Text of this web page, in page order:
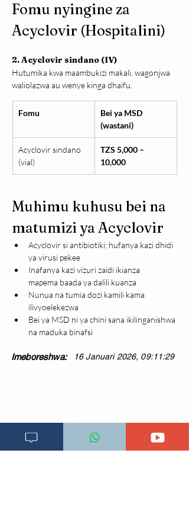
Fomu nyingine za
Acyclovir (Hospitalini)
2. Acyclovir sindano (IV)
Hutumika kwa maambukizi makali, wagonjwa
waliolazwa au wenye kinga dhaifu.
Fomu
Bei ya MSD
(wastani)
Acyclovir sindano
(vial)
TZS 5,000 –
10,000
Muhimu kuhusu bei na
matumizi ya Acyclovir
Acyclovir si antibiotiki; hufanya kazi dhidi
ya virusi pekee
Inafanya kazi vizuri zaidi ikianza
mapema baada ya dalili kuanza
Nunua na tumia dozi kamili kama
ilivyoelekezwa
Bei ya MSD ni ya chini sana ikilinganishwa
na maduka binafsi
Imeboreshwa: 16 Januari 2026, 09:11:29
Dirisha la Mgonjwa
Dirisha la Daktari